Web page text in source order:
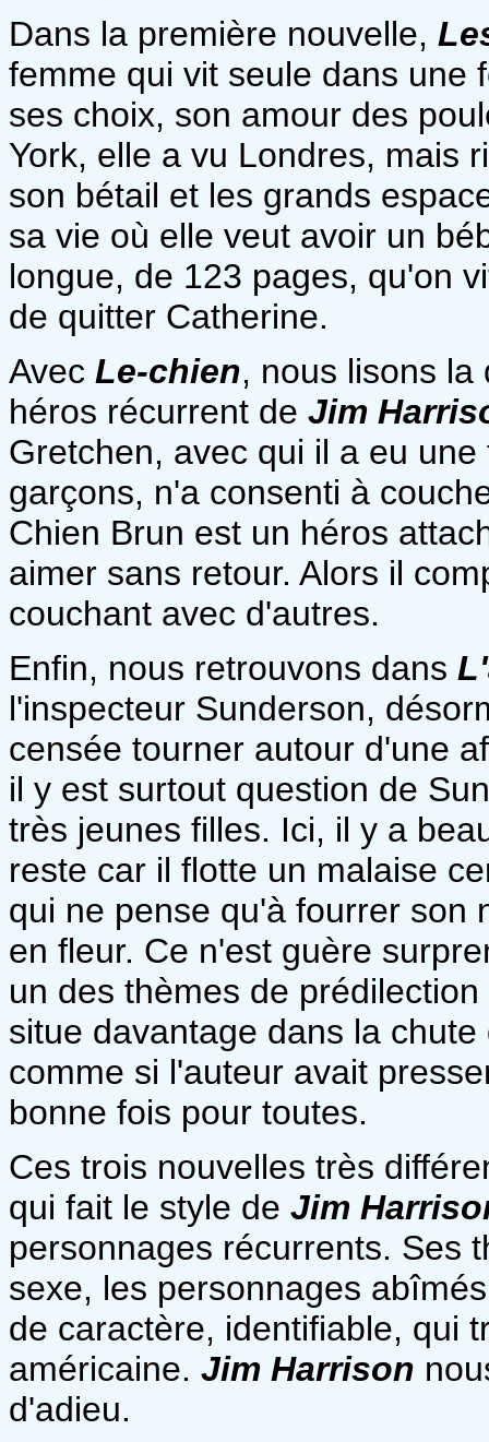
Dans la première nouvelle,
femme qui vit seule dans une
ses choix, son amour des
York, elle a vu Londres, mais
son bétail et les grands
sa vie où elle veut avoir un
longue, de 123 pages, qu'on
de quitter Catherine.
Avec Le-chien, nous lisons
héros récurrent de Jim
Gretchen, avec qui il a eu
garçons, n'a consenti à
Chien Brun est un héros
aimer sans retour. Alors il
couchant avec d'autres.
Enfin, nous retrouvons dans
l'inspecteur Sunderson,
censée tourner autour d'une
il y est surtout question de
très jeunes filles. Ici, il y a
reste car il flotte un malaise
qui ne pense qu'à fourrer son
en fleur. Ce n'est guère
un des thèmes de
situe davantage dans la
comme si l'auteur avait
bonne fois pour toutes.
Ces trois nouvelles très
qui fait le style de Jim
personnages récurrents. Ses
sexe, les personnages
de caractère, identifiable, qui
américaine. Jim Harrison
d'adieu.